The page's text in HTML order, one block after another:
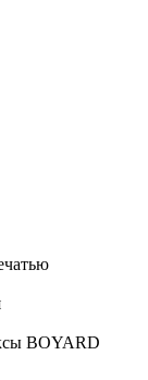
BOYARD